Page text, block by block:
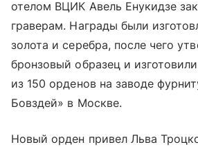
отелом ВЦИК Авель Енукидзе
граверам. Награды были
золота и серебра, после чего
бронзовый образец и
из 150 орденов на заводе
Бовздей» в Москве.
Новый орден привел Льва